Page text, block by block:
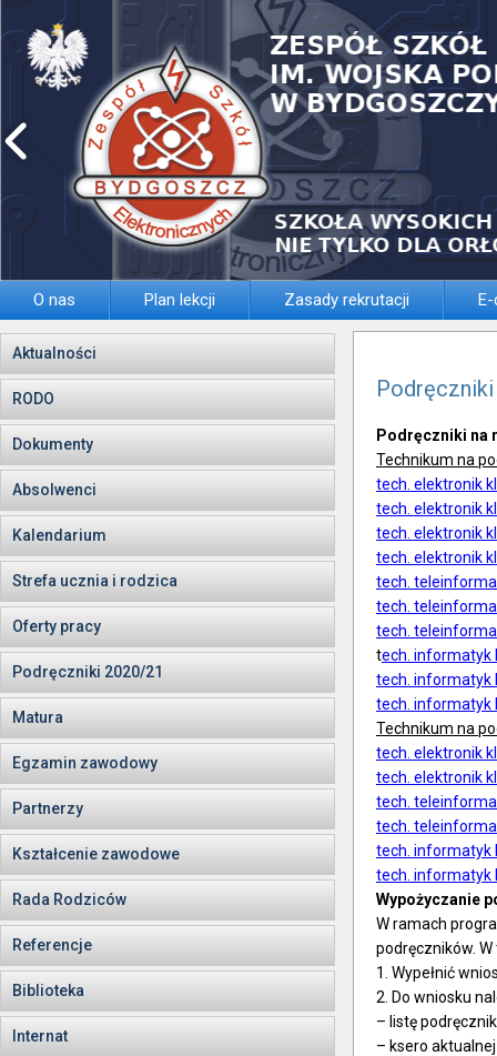
O nas Plan lekcji Zasady rekrutacji
Aktualności
RODO
Dokumenty
Absolwenci
Kalendarium
Strefa ucznia i rodzica
Oferty pracy
Podręczniki 2020/21
Matura
Egzamin zawodowy
Partnerzy
Kształcenie zawodowe
Rada Rodziców
Referencje
Biblioteka
Internat
Podręczniki na
Technikum na
tech. elektronik
tech. elektronik
tech. elektronik
tech. elektronik
tech.
tech.
tech.
tech. informatyk
tech. informatyk
tech. informatyk
Technikum na
tech. elektronik
tech. elektronik
tech.
tech.
tech. informatyk
tech. informatyk
Wypożyczanie
W ramach
podręczników.
1. Wypełnić
2. Do wniosku
– listę
– ksero